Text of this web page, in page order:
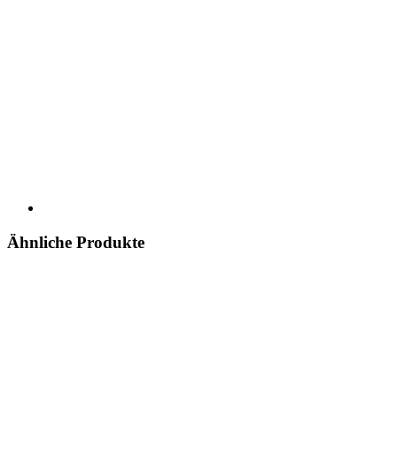
Ähnliche Produkte